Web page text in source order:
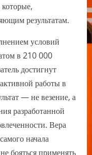
результатам.
условий
в 210 000
достигнут
работы в
— не везение, а
разработанной
Вера
начала
бояться применять